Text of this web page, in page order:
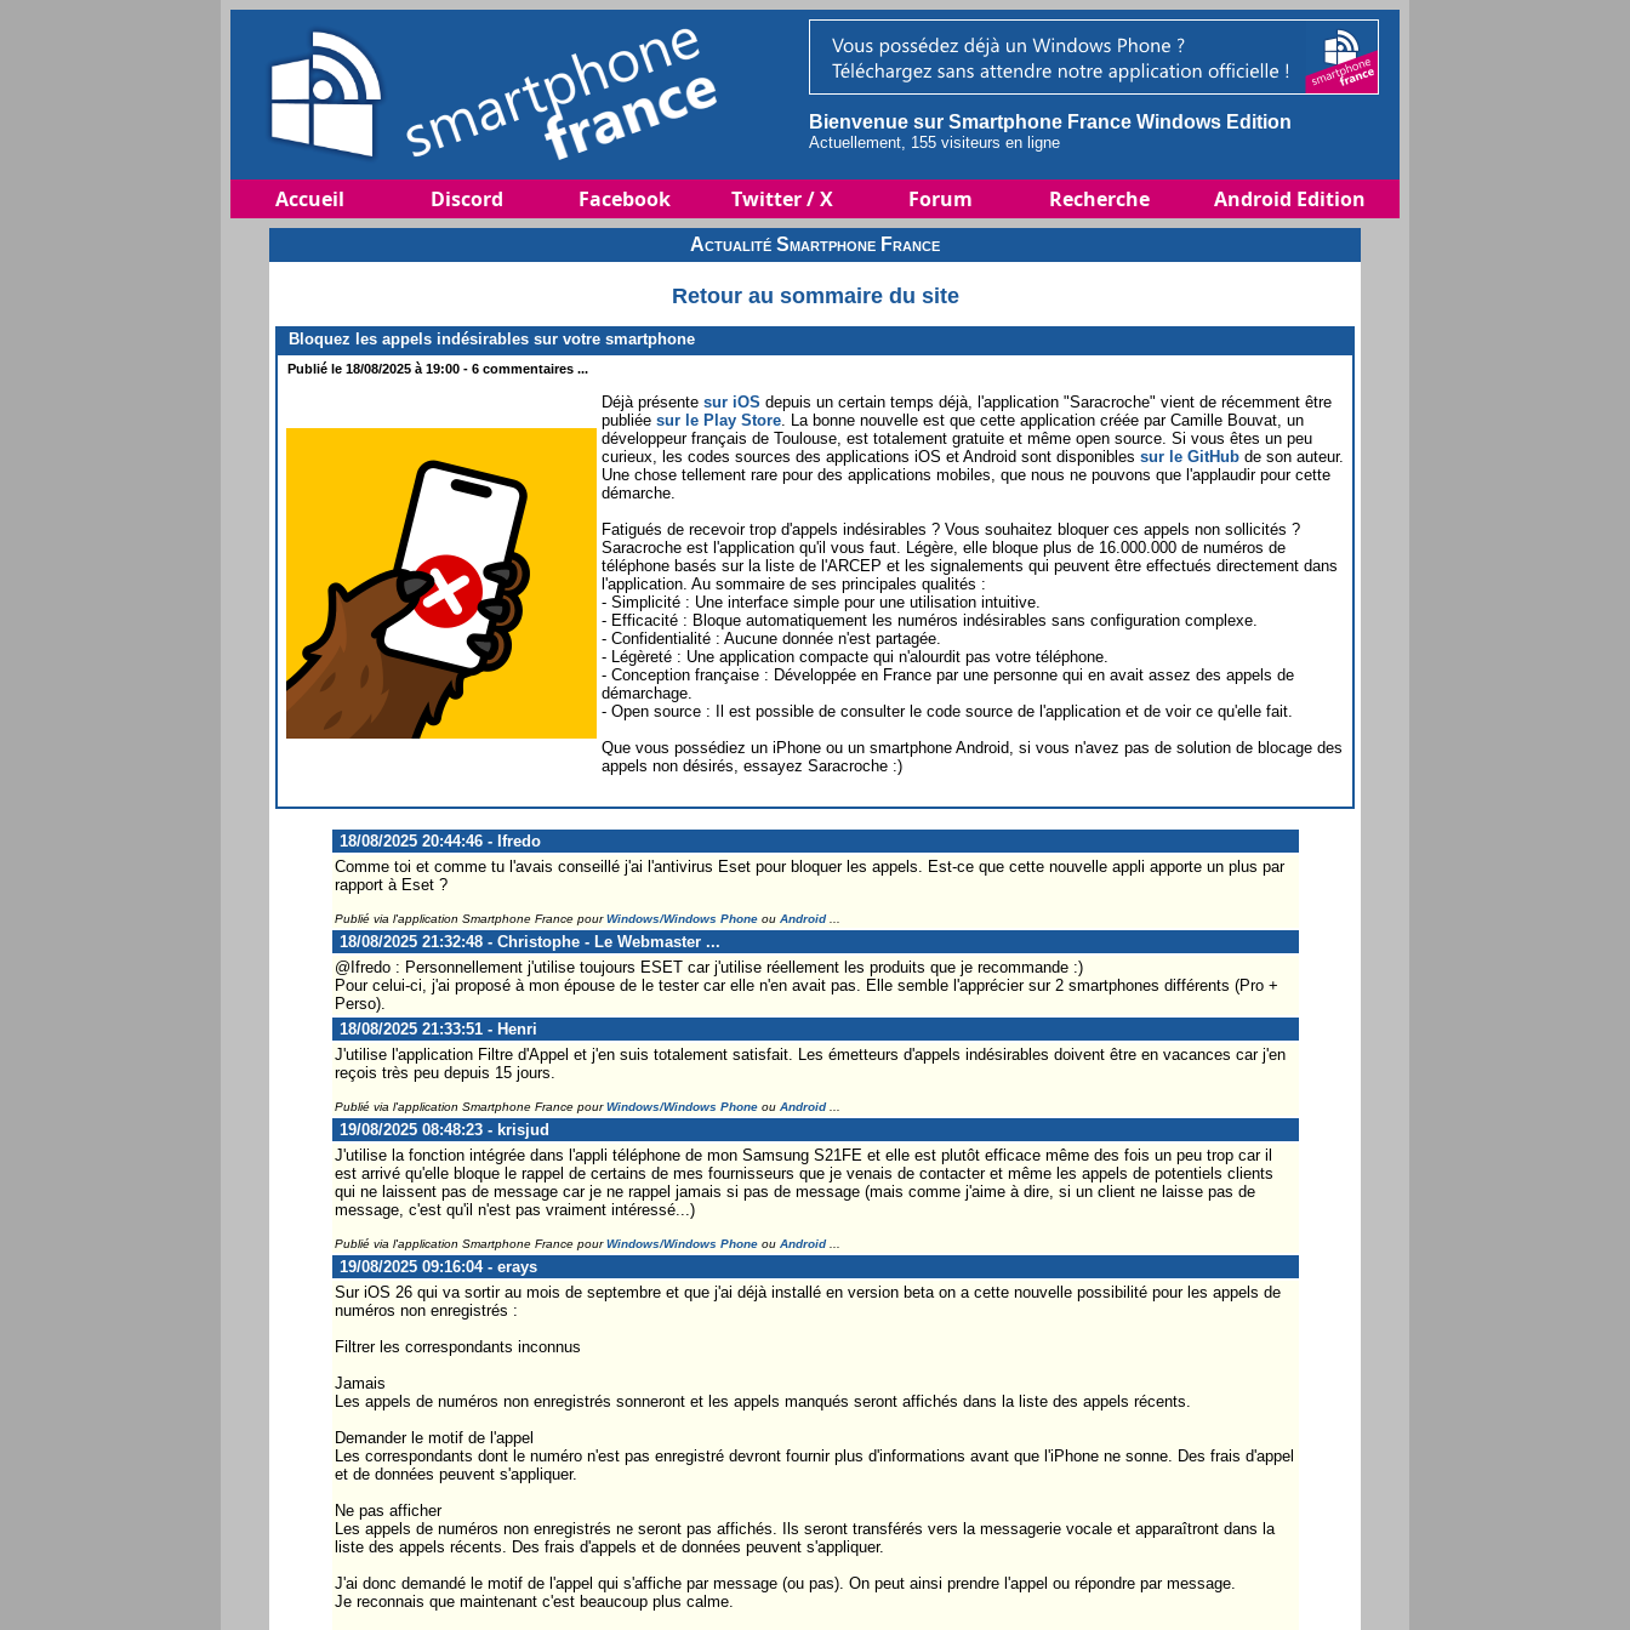
Bienvenue sur Smartphone France Windows Edition
Actuellement, 155 visiteurs en ligne
Accueil Discord Facebook Twitter / X Forum Recherche Android Edition
Actualité Smartphone France
Retour au sommaire du site
Bloquez les appels indésirables sur votre smartphone
Publié le 18/08/2025 à 19:00 - 6 commentaires ...
Déjà présente sur iOS depuis un certain temps déjà, l'application "Saracroche" vient de récemment être
publiée sur le Play Store . La bonne nouvelle est que cette application créée par Camille Bouvat, un
développeur français de Toulouse, est totalement gratuite et même open source. Si vous êtes un peu
curieux, les codes sources des applications iOS et Android sont disponibles sur le GitHub de son auteur.
Une chose tellement rare pour des applications mobiles, que nous ne pouvons que l'applaudir pour cette
démarche.
Fatigués de recevoir trop d'appels indésirables ? Vous souhaitez bloquer ces appels non sollicités ?
Saracroche est l'application qu'il vous faut. Légère, elle bloque plus de 16.000.000 de numéros de
téléphone basés sur la liste de l'ARCEP et les signalements qui peuvent être effectués directement dans
l'application. Au sommaire de ses principales qualités :
- Simplicité : Une interface simple pour une utilisation intuitive.
- Efficacité : Bloque automatiquement les numéros indésirables sans configuration complexe.
- Confidentialité : Aucune donnée n'est partagée.
- Légèreté : Une application compacte qui n'alourdit pas votre téléphone.
- Conception française : Développée en France par une personne qui en avait assez des appels de
démarchage.
- Open source : Il est possible de consulter le code source de l'application et de voir ce qu'elle fait.
Que vous possédiez un iPhone ou un smartphone Android, si vous n'avez pas de solution de blocage des
appels non désirés, essayez Saracroche :)
18/08/2025 20:44:46 - Ifredo
Comme toi et comme tu l'avais conseillé j'ai l'antivirus Eset pour bloquer les appels. Est-ce que cette nouvelle appli apporte un plus par
rapport à Eset ?
Publié via l'application Smartphone France pourWindows/Windows Phoneou Android...
18/08/2025 21:32:48 - Christophe - Le Webmaster ...
@Ifredo : Personnellement j'utilise toujours ESET car j'utilise réellement les produits que je recommande :)
Pour celui-ci, j'ai proposé à mon épouse de le tester car elle n'en avait pas. Elle semble l'apprécier sur 2 smartphones différents (Pro +
Perso).
18/08/2025 21:33:51 - Henri
J'utilise l'application Filtre d'Appel et j'en suis totalement satisfait. Les émetteurs d'appels indésirables doivent être en vacances car j'en
reçois très peu depuis 15 jours.
Publié via l'application Smartphone France pourWindows/Windows Phoneou Android...
19/08/2025 08:48:23 - krisjud
J'utilise la fonction intégrée dans l'appli téléphone de mon Samsung S21FE et elle est plutôt efficace même des fois un peu trop car il
est arrivé qu'elle bloque le rappel de certains de mes fournisseurs que je venais de contacter et même les appels de potentiels clients
qui ne laissent pas de message car je ne rappel jamais si pas de message (mais comme j'aime à dire, si un client ne laisse pas de
message, c'est qu'il n'est pas vraiment intéressé...)
Publié via l'application Smartphone France pourWindows/Windows Phoneou Android...
19/08/2025 09:16:04 - erays
Sur iOS 26 qui va sortir au mois de septembre et que j'ai déjà installé en version beta on a cette nouvelle possibilité pour les appels de
numéros non enregistrés :
Filtrer les correspondants inconnus
Jamais
Les appels de numéros non enregistrés sonneront et les appels manqués seront affichés dans la liste des appels récents.
Demander le motif de l'appel
Les correspondants dont le numéro n'est pas enregistré devront fournir plus d'informations avant que l'iPhone ne sonne. Des frais d'appel
et de données peuvent s'appliquer.
Ne pas afficher
Les appels de numéros non enregistrés ne seront pas affichés. Ils seront transférés vers la messagerie vocale et apparaîtront dans la
liste des appels récents. Des frais d'appels et de données peuvent s'appliquer.
J'ai donc demandé le motif de l'appel qui s'affiche par message (ou pas). On peut ainsi prendre l'appel ou répondre par message.
Je reconnais que maintenant c'est beaucoup plus calme.